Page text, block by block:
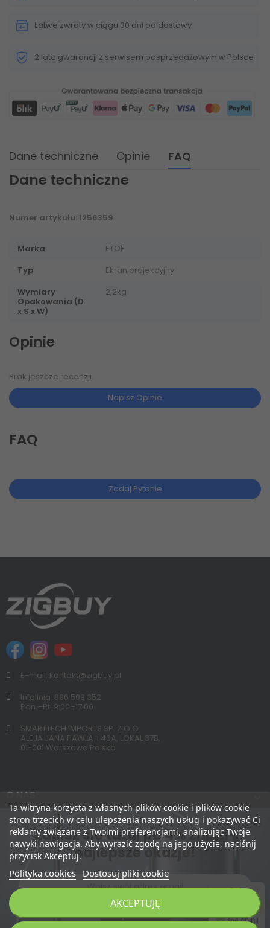
Łatwe zwroty w ciągu 30 dni od dostawy
2 lata gwarancji z serwisem posprzedażowym w Polsce
Dane techniczne Opinie FAQ
Dane techniczne
Numer artykułu: 1256359
Marka
ETOE
Typ
Ekran projekcyjny
Wymiary
Opakowania (D
x S x W)
2,2kg
Opinie
Brak jeszcze recenzji.
Napisz Opinie
FAQ
Zadaj Pytanie
Ta witryna korzysta z własnych plików cookie i plików cookie
stron trzecich w celu ulepszenia naszych usług i pokazywać Ci
reklamy związane z Twoimi preferencjami, analizując Twoje
nawyki nawigacja. Aby wyrazić zgodę na jego użycie, naciśnij
przycisk Akceptuj.
Polityka cookies Dostosuj pliki cookie
AKCEPTUJĘ
E-mail: kontakt@zigbuy.pl
Infolinia: 886 509 352
Pon.–Pt. 9:00–17:00
SMARTTECH IMPORTS SP. Z.O.O.
ALEJA JANA PAWLA II 43A, LOKAL 37B,
01-001 Warszawa Polska
O NAS
Zapisz się tutaj po 4% zniżki i
najlepsze okazje!
Zapisz Mnie